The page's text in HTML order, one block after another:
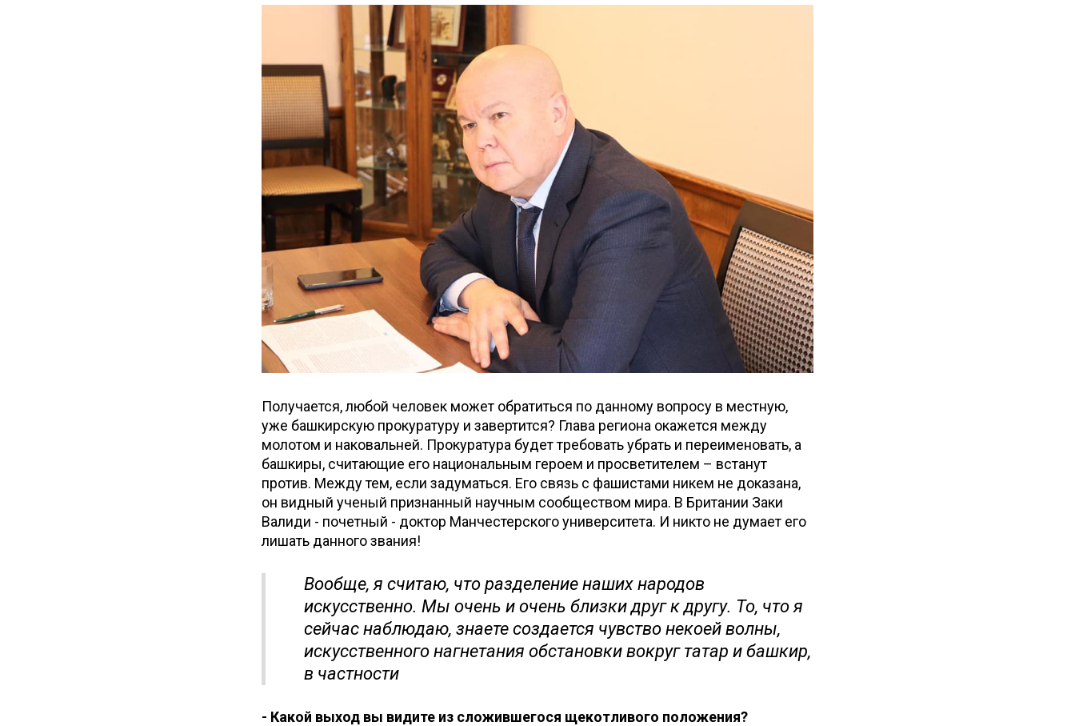
Получается, любой человек может обратиться по данному вопросу в местную,
уже башкирскую прокуратуру и завертится? Глава региона окажется между
молотом и наковальней. Прокуратура будет требовать убрать и переименовать, а
башкиры, считающие его национальным героем и просветителем – встанут
против. Между тем, если задуматься. Его связь с фашистами никем не доказана,
он видный ученый признанный научным сообществом мира. В Британии Заки
Валиди - почетный - доктор Манчестерского университета. И никто не думает его
лишать данного звания!
Вообще, я считаю, что разделение наших народов
искусственно. Мы очень и очень близки друг к другу. То, что я
сейчас наблюдаю, знаете создается чувство некоей волны,
искусственного нагнетания обстановки вокруг татар и башкир,
в частности
- Какой выход вы видите из сложившегося щекотливого положения?